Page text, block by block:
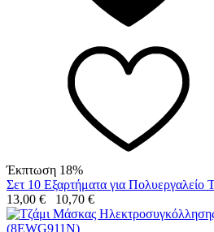
Έκπτωση 18%
Σετ 10 Εξαρτήματα για
13,00 € 10,70 €